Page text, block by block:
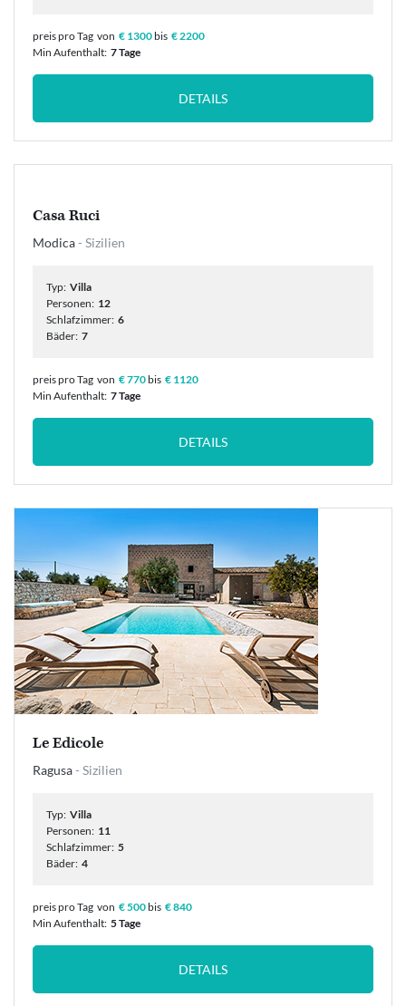
preis pro Tag von € 1300 bis € 2200
Min Aufenthalt: 7 Tage
DETAILS
Casa Ruci
Modica- Sizilien
Typ: Villa
Personen: 12
Schlafzimmer: 6
Bäder: 7
preis pro Tag von € 770 bis € 1120
Min Aufenthalt: 7 Tage
DETAILS
Le Edicole
Ragusa- Sizilien
Typ: Villa
Personen: 11
Schlafzimmer: 5
Bäder: 4
preis pro Tag von € 500 bis € 840
Min Aufenthalt: 5 Tage
DETAILS